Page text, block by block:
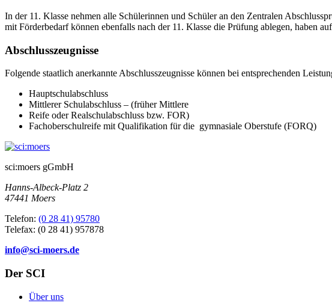
In der 11. Klasse nehmen alle Schülerinnen und Schüler an den Zentralen
mit Förderbedarf können ebenfalls nach der 11. Klasse die Prüfung ablegen, haben
Abschlusszeugnisse
Folgende staatlich anerkannte Abschlusszeugnisse können bei entsprechenden
Hauptschulabschluss
Mittlerer Schulabschluss – (früher Mittlere
Reife oder Realschulabschluss bzw. FOR)
Fachoberschulreife mit Qualifikation für die gymnasiale Oberstufe (FORQ)
sci:moers gGmbH
Hanns-Albeck-Platz 2
47441 Moers
Telefon: (0 28 41) 95780
Telefax: (0 28 41) 957878
info@sci-moers.de
Der SCI
Über uns